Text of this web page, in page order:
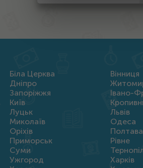
Біла Церква
Вінниця
Дніпро
Запоріжжя
Івано-
Київ
Луцьк
Львів
Миколаїв
Одеса
Оріхів
Полтава
Приморськ
Рівне
Суми
Ужгород
Харків